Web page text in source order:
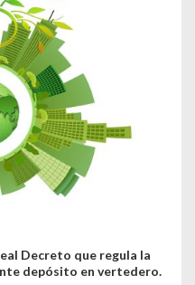
Decreto que regula la
depósito en vertedero.